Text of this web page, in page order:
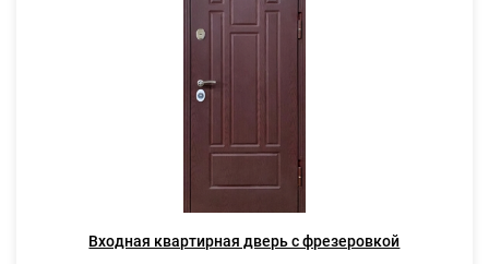
Входная квартирная дверь с фрезеровкой